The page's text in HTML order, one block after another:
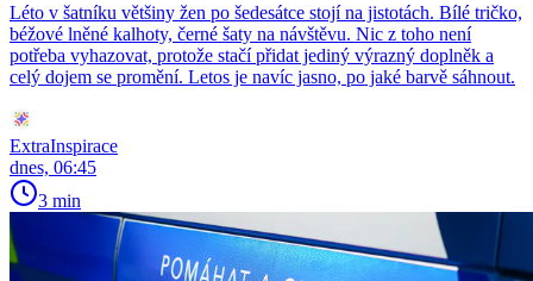
Léto v šatníku většiny žen po šedesátce stojí na jistotách. Bílé tričko,
béžové lněné kalhoty, černé šaty na návštěvu. Nic z toho není
potřeba vyhazovat, protože stačí přidat jediný výrazný doplněk a
celý dojem se promění. Letos je navíc jasno, po jaké barvě sáhnout.
ExtraInspirace
dnes, 06:45
3 min